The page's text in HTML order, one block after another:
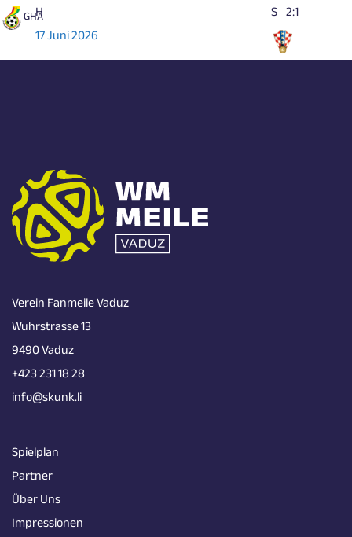
GHA
H S 2:1
17 Juni 2026
Verein Fanmeile Vaduz
Wuhrstrasse 13
9490 Vaduz
+423 231 18 28
info@skunk.li
Spielplan
Partner
Über Uns
Impressionen